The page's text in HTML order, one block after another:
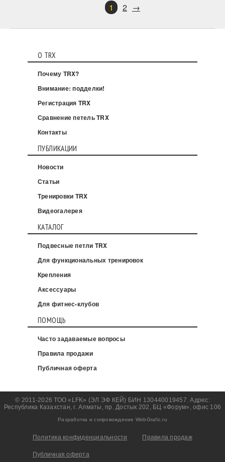
1 2 →
О TRX
Почему TRX?
Внимание: подделки!
Регистрация TRX
Сравнение петель TRX
Контакты
ПУБЛИКАЦИИ
Новости
Статьи
Тренировки TRX
Видеогалерея
КАТАЛОГ
Подвесные петли TRX
Для функциональных тренировок
Крепления
Аксессуары
Для фитнес-клубов
ПОМОЩЬ
Часто задаваемые вопросы
Правила продажи
Публичная оферта
© 2011-2026 ТОО «LFK» (ЭЛ ЭФ КЕЙ) БИН 130440019457. Адрес:
Республика Казахстан, г. Алматы, пр. Достык 202, БЦ «Форум», офис 106
Разработка и сопровождение WebGrafic.ru
Политика конфиденциальности Правила продаж
Публичная оферта